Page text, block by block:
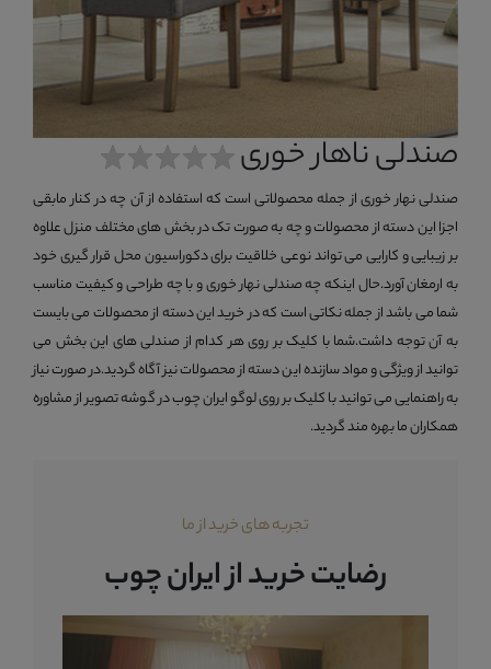
صندلی ناهار خوری
صندلی نهار خوری از جمله محصولاتی است که استفاده از آن چه در کنار مابقی
اجزا این دسته از محصولات و چه به صورت تک در بخش های مختلف منزل علاوه
بر زیبایی و کارایی می تواند نوعی خلاقیت برای دکوراسیون محل قرار گیری خود
به ارمغان آورد.حال اینکه چه صندلی نهار خوری و با چه طراحی و کیفیت مناسب
شما می باشد از جمله نکاتی است که در خرید این دسته از محصولات می بایست
به آن توجه داشت.شما با کلیک بر روی هر کدام از صندلی های این بخش می
توانید از ویژگی و مواد سازنده این دسته از محصولات نیز آگاه گردید.در صورت نیاز
به راهنمایی می توانید با کلیک بر روی لوگو ایران چوب در گوشه تصویر از مشاوره
همکاران ما بهره مند گردید.
تجربه های خرید از ما
رضایت خرید از ایران چوب